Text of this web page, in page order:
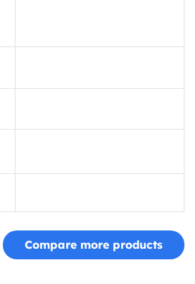
Compare more products